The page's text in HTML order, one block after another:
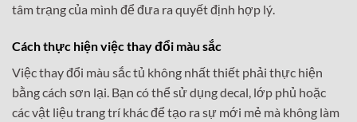
tâm trạng của mình để đưa ra quyết định hợp lý.
Cách thực hiện việc thay đổi màu sắc
Việc thay đổi màu sắc tủ không nhất thiết phải thực hiện
bằng cách sơn lại. Bạn có thể sử dụng decal, lớp phủ hoặc
các vật liệu trang trí khác để tạo ra sự mới mẻ mà không làm